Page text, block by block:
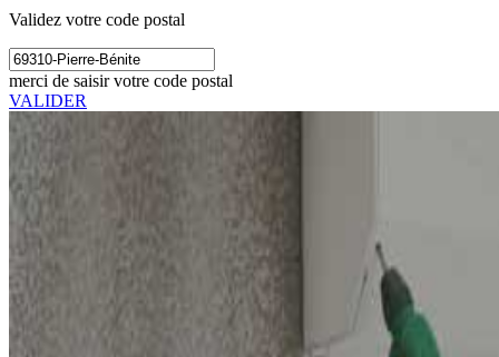
Validez votre code postal
merci de saisir votre code postal
VALIDER